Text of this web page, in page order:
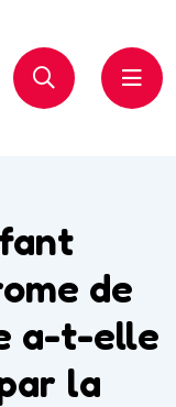
de
a-t-elle
la